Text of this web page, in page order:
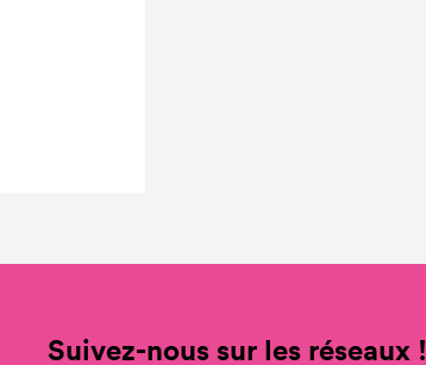
Suivez-nous sur les réseaux !